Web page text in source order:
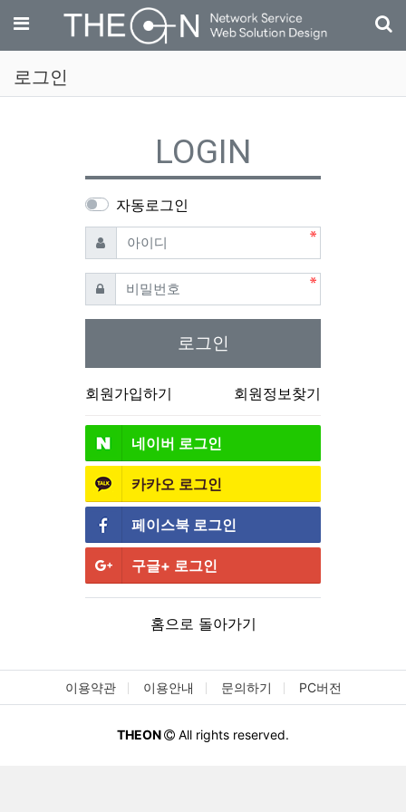
메뉴
로그인
LOGIN
자동로그인
아이디 필수
비밀번호필수
로그인
회원가입하기 회원정보찾기
네이버 로그인
카카오 로그인
페이스북 로그인
구글+ 로그인
홈으로 돌아가기
이용약관 이용안내 문의하기 PC버전
THEON All rights reserved.